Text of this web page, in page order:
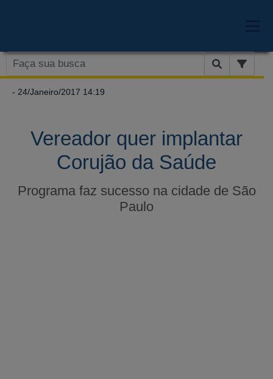
- 24/Janeiro/2017 14:19
Vereador quer implantar
Corujão da Saúde
Programa faz sucesso na cidade de São
Paulo